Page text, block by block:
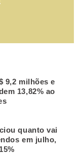
9,2 milhões e
13,82% ao
quanto vai
em julho,